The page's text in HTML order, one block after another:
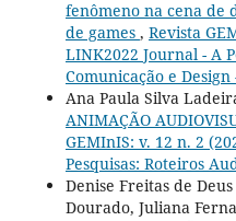
fenômeno na cena de
de games , Revista
LINK2022 Journal - A
Comunicação e Design
Ana Paula Silva
ANIMAÇÃO
GEMInIS: v. 12 n. 2
Pesquisas: Roteiros
Denise Freitas de
Dourado, Juliana